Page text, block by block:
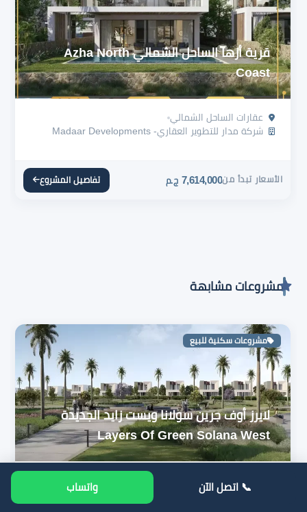
قرية أزها الساحل الشمالي Azha North
Coast
عقارات الساحل الشمالي
شركة مدار للتطوير العقاري- Madaar Developments
الأسعار تبدأ من7,614,000 ج.م تفاصيل المشروع
مشروعات مشابهة
مشروعات سكنية للبيع
لايرز أوف جرين سولانا ويست زايد الجديدة
Layers Of Green Solana West
شركة أورا للتطوير العقاري - ORA Developments
📞 اتصل الآن واتساب